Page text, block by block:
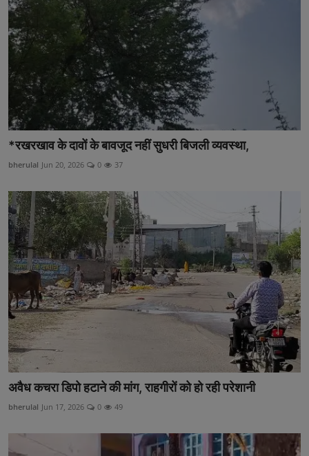
*रखरखाव के दावों के बावजूद नहीं सुधरी बिजली व्यवस्था,
bherulal Jun 20, 2026 0 37
अवैध कचरा डिपो हटाने की मांग, राहगीरों को हो रही परेशानी
bherulal Jun 17, 2026 0 49